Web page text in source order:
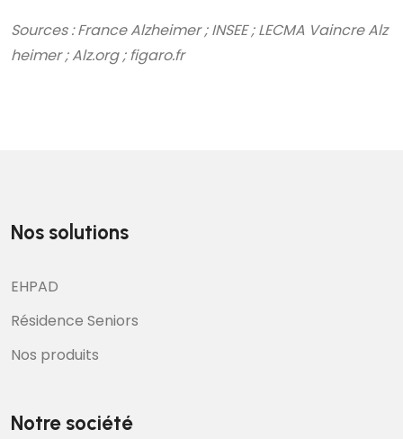
Sources : France Alzheimer ; INSEE ; LECMA Vaincre Alz
heimer ; Alz.org ; figaro.fr
Nos solutions
EHPAD
Résidence Seniors
Nos produits
Notre société